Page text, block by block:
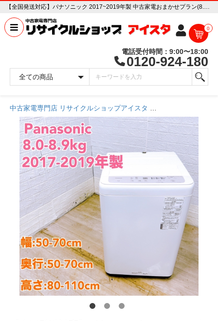
【全国発送対応】パナソニック 2017~2019年製 中古家電おまかせプラン(8.0~8.9kg/洗濯機) ファミリー向け 中古家電販売専門店 リサイクルショップ アイスタ
0
電話受付時間：9:00〜18:00
0120-924-180
中古家電専門店 リサイクルショップアイスタ